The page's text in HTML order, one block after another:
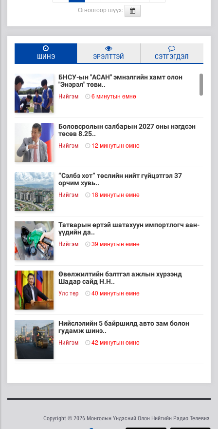
Огноогоор шүүх:
ШИНЭ ЭРЭЛТТЭЙ СЭТГЭГДЭЛ
БНСУ-ын "АСАН" эмнэлгийн хамт олон
"Энэрэл" төви..
Нийгэм 6 минутын өмнө
Боловсролын салбарын 2027 оны нэгдсэн
төсөв 8.25..
Нийгэм 12 минутын өмнө
“Сэлбэ хот” төслийн нийт гүйцэтгэл 37
орчим хувь..
Нийгэм 18 минутын өмнө
Татварын өртэй шатахуун импортлогч аан-
үүдийн да..
Нийгэм 39 минутын өмнө
Өвөлжилтийн бэлтгэл ажлын хүрээнд
Шадар сайд Н.Н..
Улс төр 40 минутын өмнө
Нийслэлийн 5 байршилд авто зам болон
гудамж шинэ..
Нийгэм 42 минутын өмнө
Өвлийн халаалтын улиралд 80 мянган тонн
Copyright © 2026 Монголын Үндэсний Олон Нийтийн Радио Телевиз.